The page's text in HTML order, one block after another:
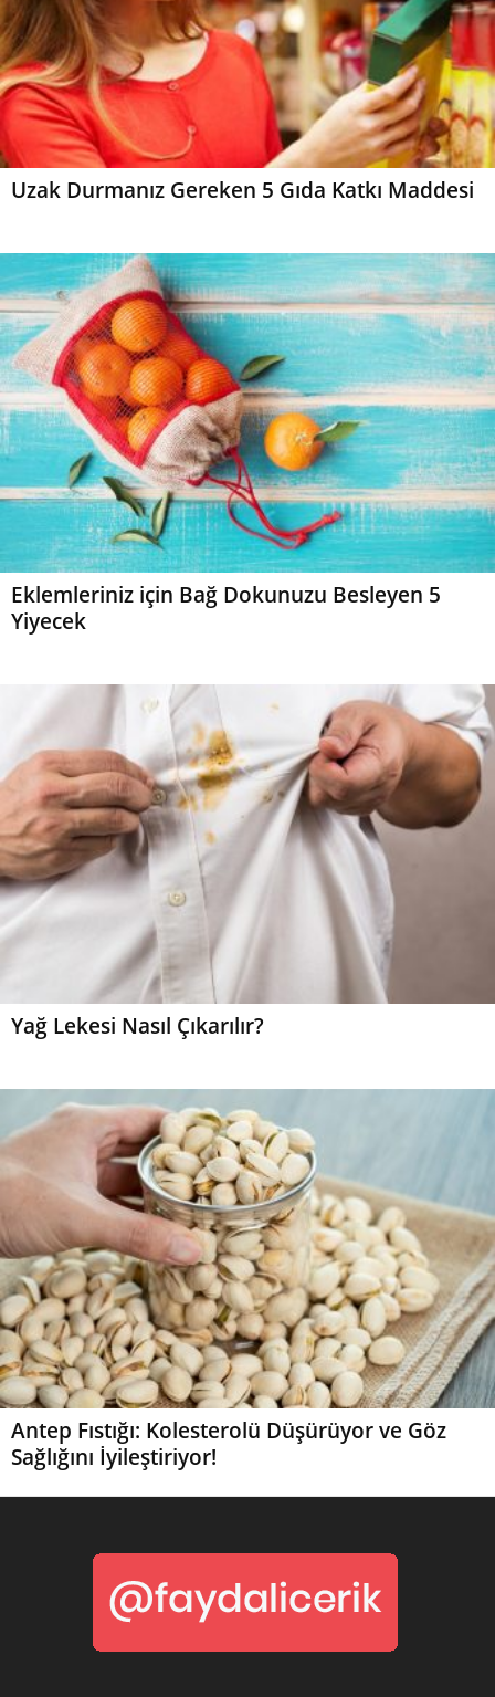
Uzak Durmanız Gereken 5 Gıda Katkı Maddesi
Eklemleriniz için Bağ Dokunuzu Besleyen 5
Yiyecek
Yağ Lekesi Nasıl Çıkarılır?
Antep Fıstığı: Kolesterolü Düşürüyor ve Göz
Sağlığını İyileştiriyor!